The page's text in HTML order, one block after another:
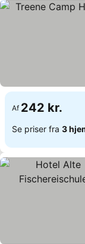
Af 242 kr.
Se priser fra 3